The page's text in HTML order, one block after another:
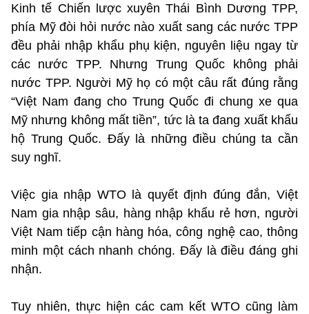
Kinh tế Chiến lược xuyên Thái Bình Dương TPP,
phía Mỹ đòi hỏi nước nào xuất sang các nước TPP
đều phải nhập khẩu phụ kiện, nguyên liệu ngay từ
các nước TPP. Nhưng Trung Quốc không phải
nước TPP. Người Mỹ họ có một câu rất đúng rằng
“Việt Nam đang cho Trung Quốc đi chung xe qua
Mỹ nhưng không mất tiền”, tức là ta đang xuất khẩu
hộ Trung Quốc. Đấy là những điều chúng ta cần
suy nghĩ.
Việc gia nhập WTO là quyết định đúng đắn, Việt
Nam gia nhập sâu, hàng nhập khẩu rẻ hơn, người
Việt Nam tiếp cận hàng hóa, công nghệ cao, thông
minh một cách nhanh chóng. Đấy là điều đáng ghi
nhận.
Tuy nhiên, thực hiện các cam kết WTO cũng làm